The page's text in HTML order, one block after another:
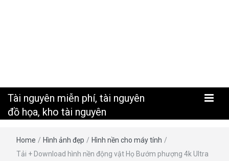
Tài nguyên miễn phí, tài nguyên
đồ họa, kho tài nguyên
Home / Hình ảnh đẹp / Hình nền cho máy tính /
Tải + Download hình nền động vật Họ Bướm phượng 4k Ultra